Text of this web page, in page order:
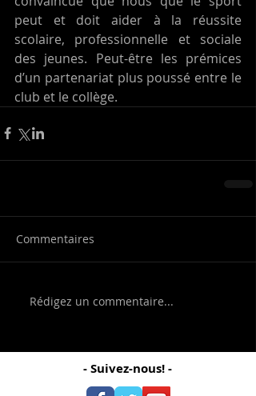
peut et doit aider à la réussite
scolaire, professionnelle et sociale
des jeunes. Peut-être les prémices
d’un partenariat plus poussé entre le
club et le collège.
Commentaires
Rédigez un commentaire...
- Suivez-nous! -